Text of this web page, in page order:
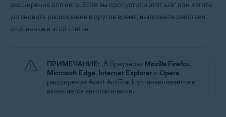
разрядная версия
Microsoft Windows 8.1 / Pro / Enterprise — 32- или 64-разрядная версия
Microsoft Windows 8 / Pro / Enterprise — 32- или 64-разрядная версия
расширение для него. Если вы пропустили этот шаг или хотите
установить расширение в другое время, выполните действия,
описанные в этой статье.
ПРИМЕЧАНИЕ: В браузерах Mozilla Firefox,
Microsoft Edge, Internet Explorer и Opera
расширение Avast AntiTrack устанавливается и
включается автоматически.